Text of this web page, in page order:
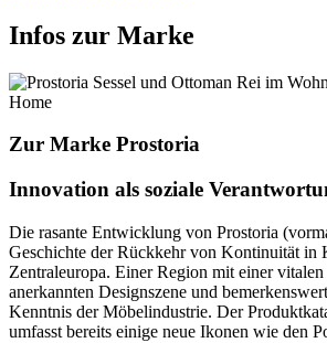
Infos zur Marke
Zur Marke Prostoria
Innovation als soziale
Die rasante Entwicklung von Prostoria
Geschichte der Rückkehr von Kontinuität in
Zentraleuropa. Einer Region mit einer
anerkannten Designszene und
Kenntnis der Möbelindustrie. Der
umfasst bereits einige neue Ikonen wie den